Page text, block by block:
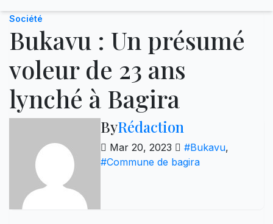
Société
Bukavu : Un présumé
voleur de 23 ans
lynché à Bagira
ByRédaction
Mar 20, 2023 #Bukavu,
#Commune de bagira